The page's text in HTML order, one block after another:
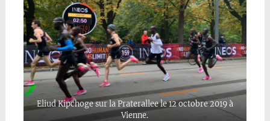
Eliud Kipchoge sur la Praterallee le 12 octobre 2019 à
Vienne.